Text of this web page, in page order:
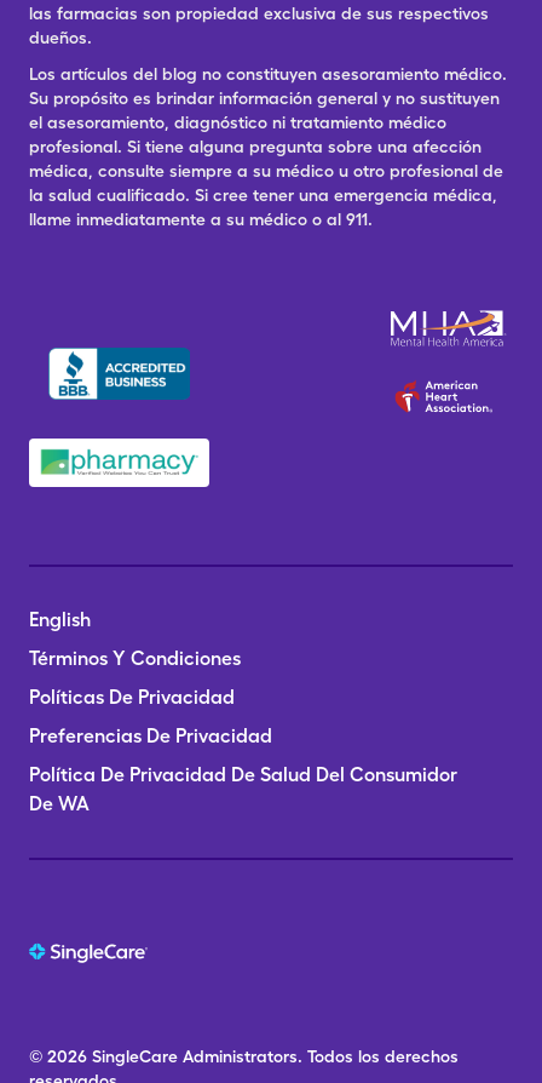
las farmacias son propiedad exclusiva de sus respectivos
dueños.
Los artículos del blog no constituyen asesoramiento médico.
Su propósito es brindar información general y no sustituyen
el asesoramiento, diagnóstico ni tratamiento médico
profesional. Si tiene alguna pregunta sobre una afección
médica, consulte siempre a su médico u otro profesional de
la salud cualificado. Si cree tener una emergencia médica,
llame inmediatamente a su médico o al 911.
English
Términos Y Condiciones
Políticas De Privacidad
Preferencias De Privacidad
Política De Privacidad De Salud Del Consumidor
De WA
© 2026 SingleCare Administrators. Todos los derechos